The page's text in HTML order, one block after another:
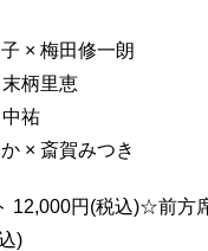
× 梅田修一朗
柄里恵
祐
× 斎賀みつき
12,000円(税込)☆前方
)